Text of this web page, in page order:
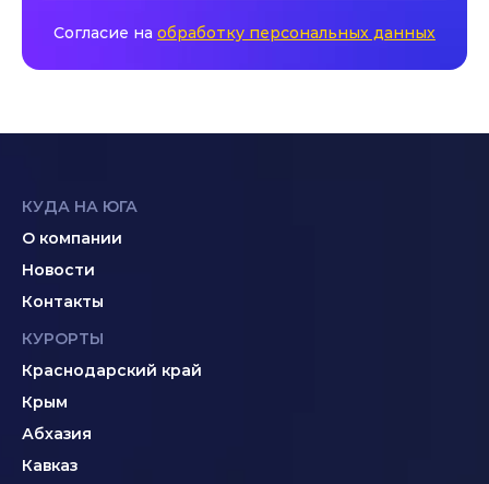
Согласие на обработку персональных данных
КУДА НА ЮГА
О компании
Новости
Контакты
КУРОРТЫ
Краснодарский край
Крым
Абхазия
Кавказ